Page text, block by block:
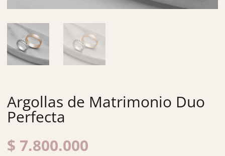
Argollas de Matrimonio Duo
Perfecta
$ 7.800.000